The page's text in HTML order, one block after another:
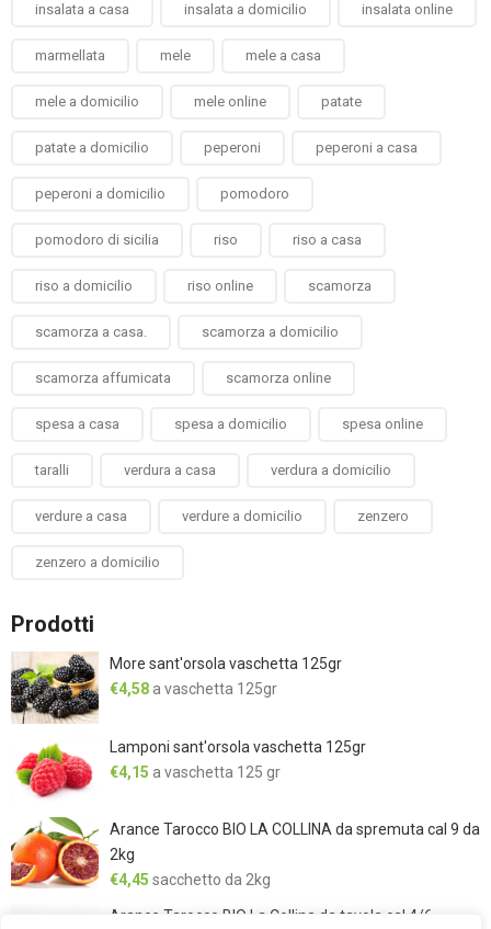
insalata a casa insalata a domicilio insalata online
marmellata mele mele a casa
mele a domicilio mele online patate
patate a domicilio peperoni peperoni a casa
peperoni a domicilio pomodoro
pomodoro di sicilia riso riso a casa
riso a domicilio riso online scamorza
scamorza a casa. scamorza a domicilio
scamorza affumicata scamorza online
spesa a casa spesa a domicilio spesa online
taralli verdura a casa verdura a domicilio
verdure a casa verdure a domicilio zenzero
zenzero a domicilio
Prodotti
More sant'orsola vaschetta 125gr
€4,58 a vaschetta 125gr
Lamponi sant'orsola vaschetta 125gr
€4,15 a vaschetta 125 gr
Arance Tarocco BIO LA COLLINA da spremuta cal 9 da
2kg
€4,45 sacchetto da 2kg
Arance Tarocco BIO La Collina da tavola cal 4/6